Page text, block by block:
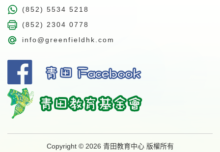
(852) 5534 5218
(852) 2304 0778
info@greenfieldhk.com
Copyright © 2026 青田教育中心 版權所有